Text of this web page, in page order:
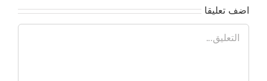
اضف تعليقا
تعليق